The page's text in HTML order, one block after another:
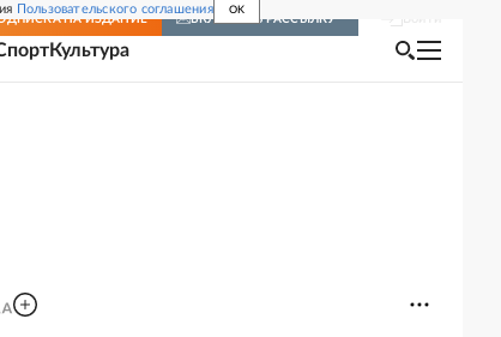
Пользовательского соглашения OK
НА ИЗДАНИЕ ВКЛЮЧИТЬ РАССЫЛКУ
Культура